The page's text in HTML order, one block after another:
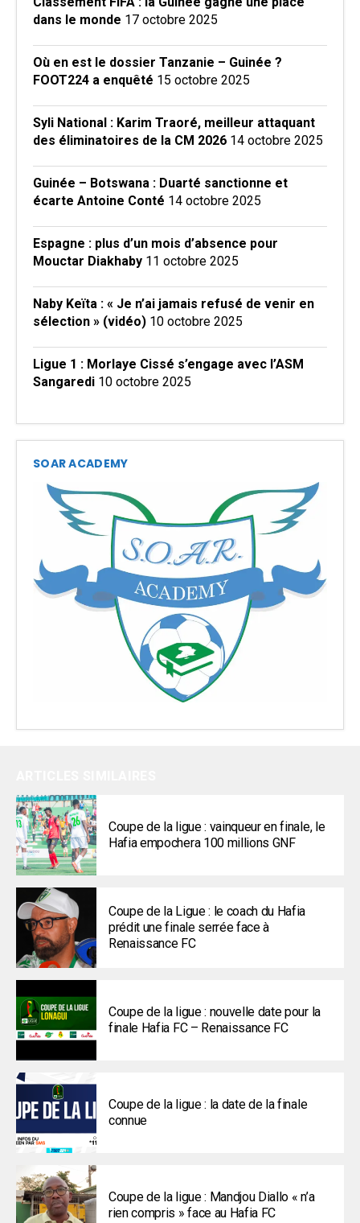
dans le monde 17 octobre 2025
Où en est le dossier Tanzanie – Guinée ?
FOOT224 a enquêté 15 octobre 2025
Syli National : Karim Traoré, meilleur attaquant
des éliminatoires de la CM 2026 14 octobre 2025
Guinée – Botswana : Duarté sanctionne et
écarte Antoine Conté 14 octobre 2025
Espagne : plus d’un mois d’absence pour
Mouctar Diakhaby 11 octobre 2025
Naby Keïta : « Je n’ai jamais refusé de venir en
sélection » (vidéo) 10 octobre 2025
Ligue 1 : Morlaye Cissé s’engage avec l’ASM
Sangaredi 10 octobre 2025
SOAR ACADEMY
Coupe de la ligue : vainqueur en finale, le
Hafia empochera 100 millions GNF
Coupe de la Ligue : le coach du Hafia
prédit une finale serrée face à
Renaissance FC
Coupe de la ligue : nouvelle date pour la
finale Hafia FC – Renaissance FC
Coupe de la ligue : la date de la finale
connue
Coupe de la ligue : Mandjou Diallo « n’a
rien compris » face au Hafia FC